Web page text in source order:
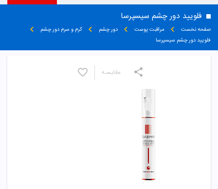
فلویید دور چشم سیسپرسا
صفحه نخست مراقبت پوست دور چشم
کرم و سرم دور چشم
فلویید دور چشم سیسپرسا
مقایسـه